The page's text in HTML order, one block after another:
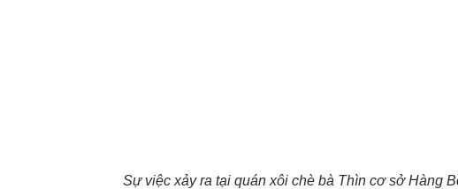
Sự việc xảy ra tại quán xôi chè bà Thìn cơ sở Hàng